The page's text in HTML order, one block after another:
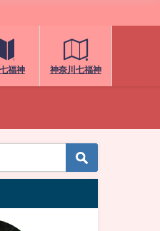
福神 神奈川七福神